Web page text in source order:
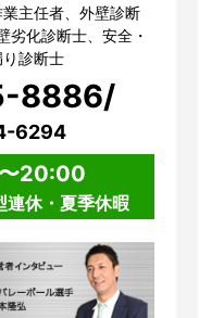
主任者、外壁診断
劣化診断士、安全・
診断士
8886/
6294
20:00
連休・夏季休暇